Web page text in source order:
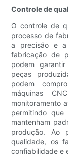
Controle de
O controle de
processo de
a precisão e a
fabricação de
podem
peças
podem
máquinas
monitoramento
permitindo
mantenham
produção. Ao
qualidade, os
confiabilidade e